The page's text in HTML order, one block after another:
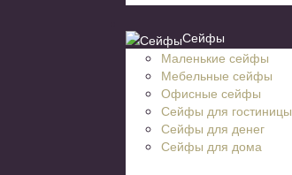
Сейфы
Маленькие сейфы
Мебельные сейфы
Офисные сейфы
Сейфы для гостиницы
Сейфы для денег
Сейфы для дома